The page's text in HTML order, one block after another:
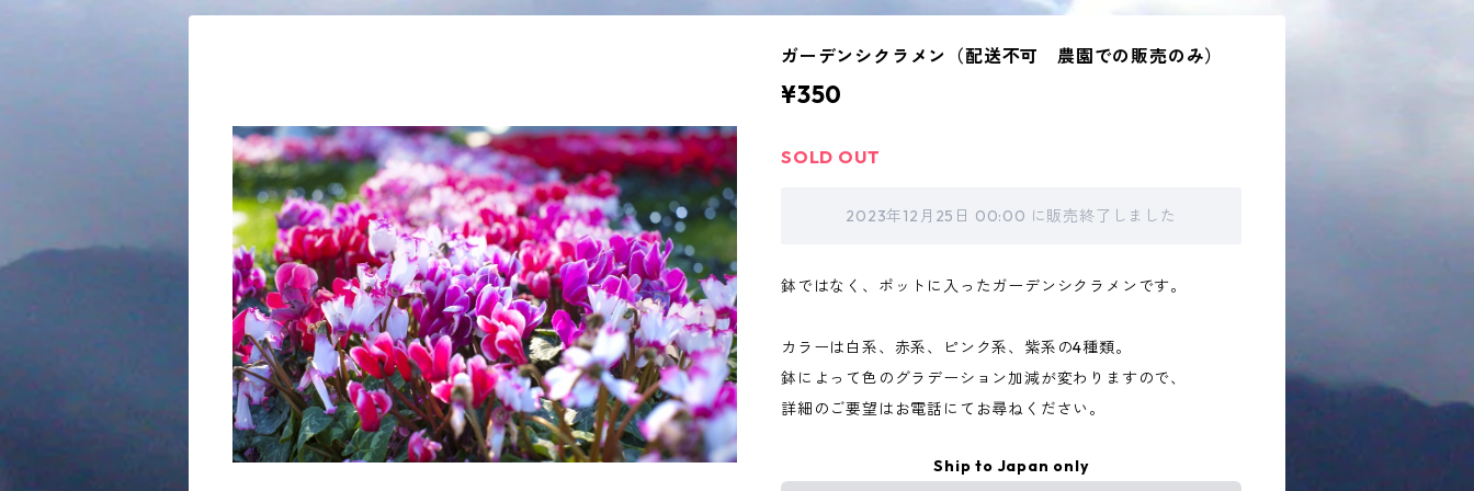
ガーデンシクラメン（配送不可 農園での販売のみ）
¥350
SOLD OUT
2023年12月25日 00:00 に販売終了しました
鉢ではなく、ポットに入ったガーデンシクラメンです。
カラーは白系、赤系、ピンク系、紫系の4種類。
鉢によって色のグラデーション加減が変わりますので、
詳細のご要望はお電話にてお尋ねください。
Ship to Japan only